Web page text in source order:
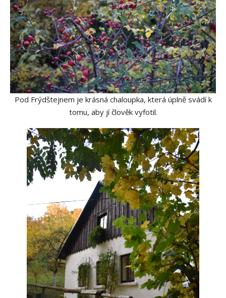
Pod Frýdštejnem je krásná chaloupka, která úplně svádí k
tomu, aby jí člověk vyfotil.